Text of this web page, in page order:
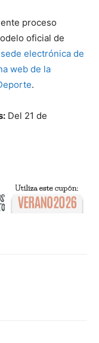
proceso
oficial de
sede electrónica de
web de la
.
Del 21 de